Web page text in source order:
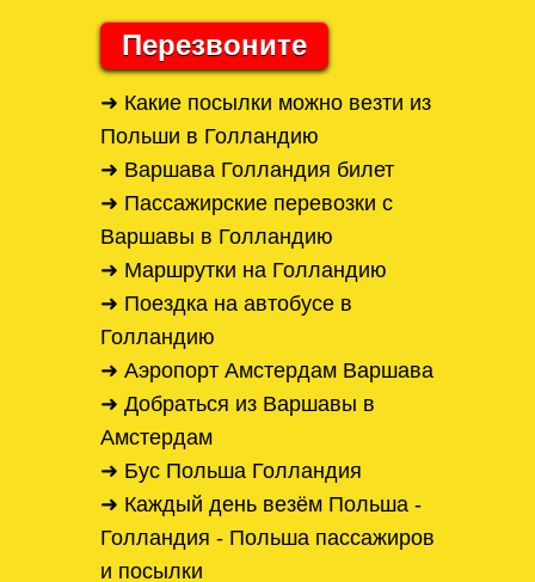
Перезвоните
➜ Какие посылки можно везти из
Польши в Голландию
➜ Варшава Голландия билет
➜ Пассажирские перевозки с
Варшавы в Голландию
➜ Маршрутки на Голландию
➜ Поездка на автобусе в
Голландию
➜ Аэропорт Амстердам Варшава
➜ Добраться из Варшавы в
Амстердам
➜ Бус Польша Голландия
➜ Каждый день везём Польша -
Голландия - Польша пассажиров
и посылки